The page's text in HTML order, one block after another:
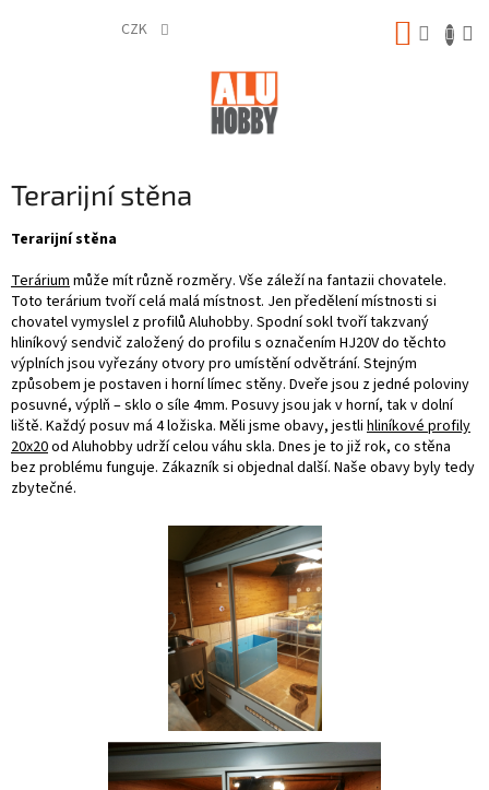
CZK
Terarijní stěna
Terarijní stěna
Terárium může mít různě rozměry. Vše záleží na fantazii chovatele.
Toto terárium tvoří celá malá místnost. Jen předělení místnosti si
chovatel vymyslel z profilů Aluhobby. Spodní sokl tvoří takzvaný
hliníkový sendvič založený do profilu s označením HJ20V do těchto
výplních jsou vyřezány otvory pro umístění odvětrání. Stejným
způsobem je postaven i horní límec stěny. Dveře jsou z jedné poloviny
posuvné, výplň – sklo o síle 4mm. Posuvy jsou jak v horní, tak v dolní
liště. Každý posuv má 4 ložiska. Měli jsme obavy, jestli hliníkové profily
20x20od Aluhobby udrží celou váhu skla. Dnes je to již rok, co stěna
bez problému funguje. Zákazník si objednal další. Naše obavy byly tedy
zbytečné.